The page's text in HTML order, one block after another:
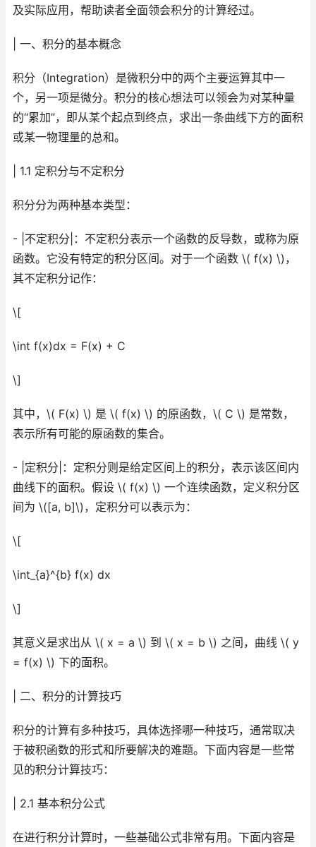
及实际应用，帮助读者全面领会积分的计算经过。
| 一、积分的基本概念
积分（Integration）是微积分中的两个主要运算其中一
个，另一项是微分。积分的核心想法可以领会为对某种量
的“累加”，即从某个起点到终点，求出一条曲线下方的面积
或某一物理量的总和。
| 1.1 定积分与不定积分
积分分为两种基本类型：
- |不定积分|：不定积分表示一个函数的反导数，或称为原
函数。它没有特定的积分区间。对于一个函数 \( f(x) \)，
其不定积分记作：
\[
\int f(x)dx = F(x) + C
\]
其中，\( F(x) \) 是 \( f(x) \) 的原函数，\( C \) 是常数，
表示所有可能的原函数的集合。
- |定积分|：定积分则是给定区间上的积分，表示该区间内
曲线下的面积。假设 \( f(x) \) 一个连续函数，定义积分区
间为 \([a, b]\)，定积分可以表示为：
\[
\int_{a}^{b} f(x) dx
\]
其意义是求出从 \( x = a \) 到 \( x = b \) 之间，曲线 \( y
= f(x) \) 下的面积。
| 二、积分的计算技巧
积分的计算有多种技巧，具体选择哪一种技巧，通常取决
于被积函数的形式和所要解决的难题。下面内容是一些常
见的积分计算技巧：
| 2.1 基本积分公式
在进行积分计算时，一些基础公式非常有用。下面内容是